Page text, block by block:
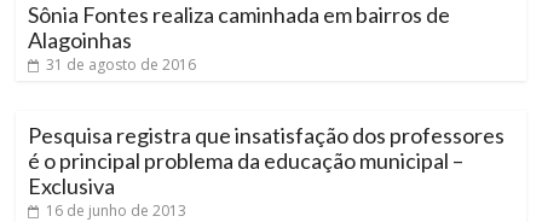
Sônia Fontes realiza caminhada em bairros de
Alagoinhas
31 de agosto de 2016
Pesquisa registra que insatisfação dos professores
é o principal problema da educação municipal –
Exclusiva
16 de junho de 2013